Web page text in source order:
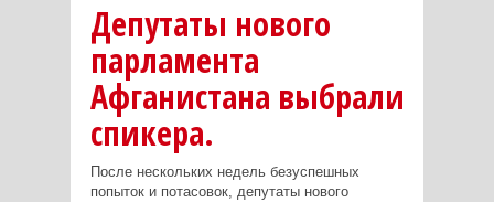
Депутаты нового
парламента
Афганистана выбрали
спикера.
После нескольких недель безуспешных
попыток и потасовок, депутаты нового